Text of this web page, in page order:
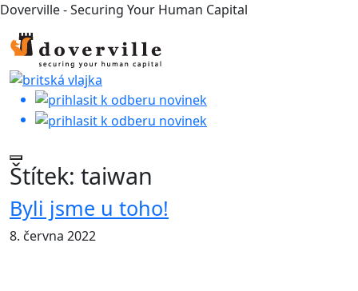
Doverville - Securing Your Human Capital
Štítek: taiwan
Byli jsme u toho!
8. června 2022